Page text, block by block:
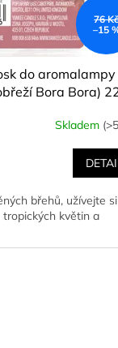
76
–15
do aromalampy
Bora Bora)
Skladem
břehů, užívejte si
květin a